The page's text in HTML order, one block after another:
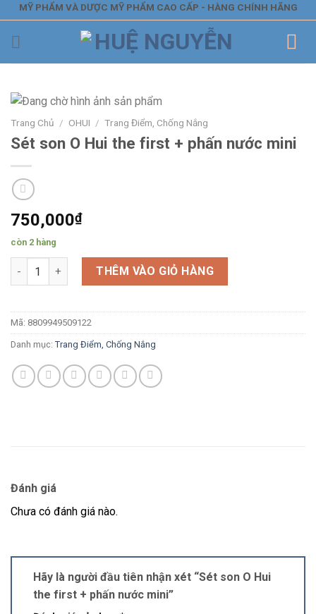
SkipMỸ PHẨM VÀ DƯỢC MỸ PHẨM CAO CẤP - HÀNG CHÍNH HÃNG
Trang Chủ / OHUI / Trang Điểm, Chống Nắng
Sét son O Hui the first + phấn nước mini
750,000₫
còn 2 hàng
Sét son O Hui the first + phấn nước mini số lượng
THÊM VÀO GIỎ HÀNG
Mã: 8809949509122
Danh mục: Trang Điểm, Chống Nắng
Đánh giá
Chưa có đánh giá nào.
Hãy là người đầu tiên nhận xét “Sét son O Hui
the first + phấn nước mini”